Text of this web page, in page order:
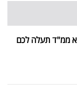
ממ"ד תעלה לכם